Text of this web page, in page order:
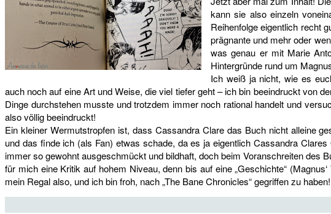
kann sie also einzeln
Reihenfolge eigentlich recht
prägnante und mehr oder
was genau er mit Marie
Hintergründe rund um
Ich weiß ja nicht, wie es
auch noch auf eine Art und Weise, die viel tiefer geht – ich bin beeindruckt von
Dinge durchstehen musste und trotzdem immer noch rational handelt und
also völlig beeindruckt!
Ein kleiner Wermutstropfen ist, dass Cassandra Clare das Buch nicht alleine
und das finde ich (als Fan) etwas schade, da es ja eigentlich Cassandra
immer so gewohnt ausgeschmückt und bildhaft, doch beim Voranschreiten des
für mich eine Kritik auf hohem Niveau, denn bis auf eine „Geschichte“
mein Regal also, und ich bin froh, nach „The Bane Chronicles“ gegriffen zu haben!